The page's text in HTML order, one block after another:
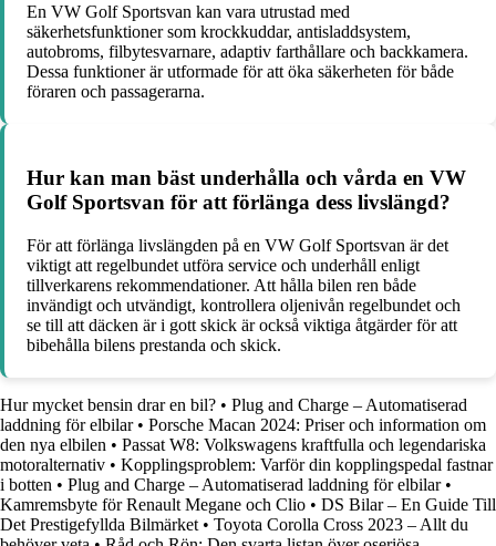
En VW Golf Sportsvan kan vara utrustad med
säkerhetsfunktioner som krockkuddar, antisladdsystem,
autobroms, filbytesvarnare, adaptiv farthållare och backkamera.
Dessa funktioner är utformade för att öka säkerheten för både
föraren och passagerarna.
Hur kan man bäst underhålla och vårda en VW
Golf Sportsvan för att förlänga dess livslängd?
För att förlänga livslängden på en VW Golf Sportsvan är det
viktigt att regelbundet utföra service och underhåll enligt
tillverkarens rekommendationer. Att hålla bilen ren både
invändigt och utvändigt, kontrollera oljenivån regelbundet och
se till att däcken är i gott skick är också viktiga åtgärder för att
bibehålla bilens prestanda och skick.
Hur mycket bensin drar en bil? • Plug and Charge – Automatiserad
laddning för elbilar• Porsche Macan 2024: Priser och information om
den nya elbilen • Passat W8: Volkswagens kraftfulla och legendariska
motoralternativ • Kopplingsproblem: Varför din kopplingspedal fastnar
i botten • Plug and Charge – Automatiserad laddning för elbilar•
Kamremsbyte för Renault Megane och Clio • DS Bilar – En Guide Till
Det Prestigefyllda Bilmärket • Toyota Corolla Cross 2023 – Allt du